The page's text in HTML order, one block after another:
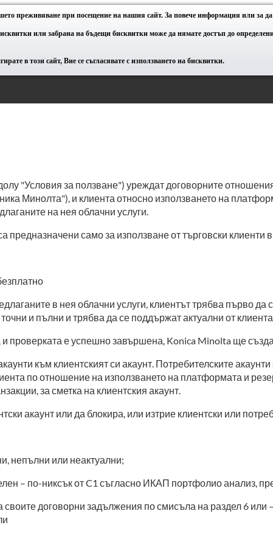
преживяване при посещение на нашия сайт. За повече информация или за да
или забрана на бъдещи бисквитки може да нямате достъп до
в този сайт, Вие се съгласявате с използването на бисквитки.
"Условия за ползване") уреждат договорните
Минолта"), и клиента относно използването на
на нея облачни услуги.
предназначени само за използване от търговски клиенти
в нея облачни услуги, клиентът трябва първо да
и пълни и трябва да се поддържат актуални от
проверката е успешно завършена, Konica Minolta ще
към клиентският си акаунт. Потребителските
по отношение на използването на платформата и
за сметка на клиентския акаунт.
акаунт или да блокира, или изтрие клиентски или
непълни или неактуални;
– по-никсък от C1 съгласно ИКАП портфолио анализ,
договорни задължения по смисъла на раздел 6